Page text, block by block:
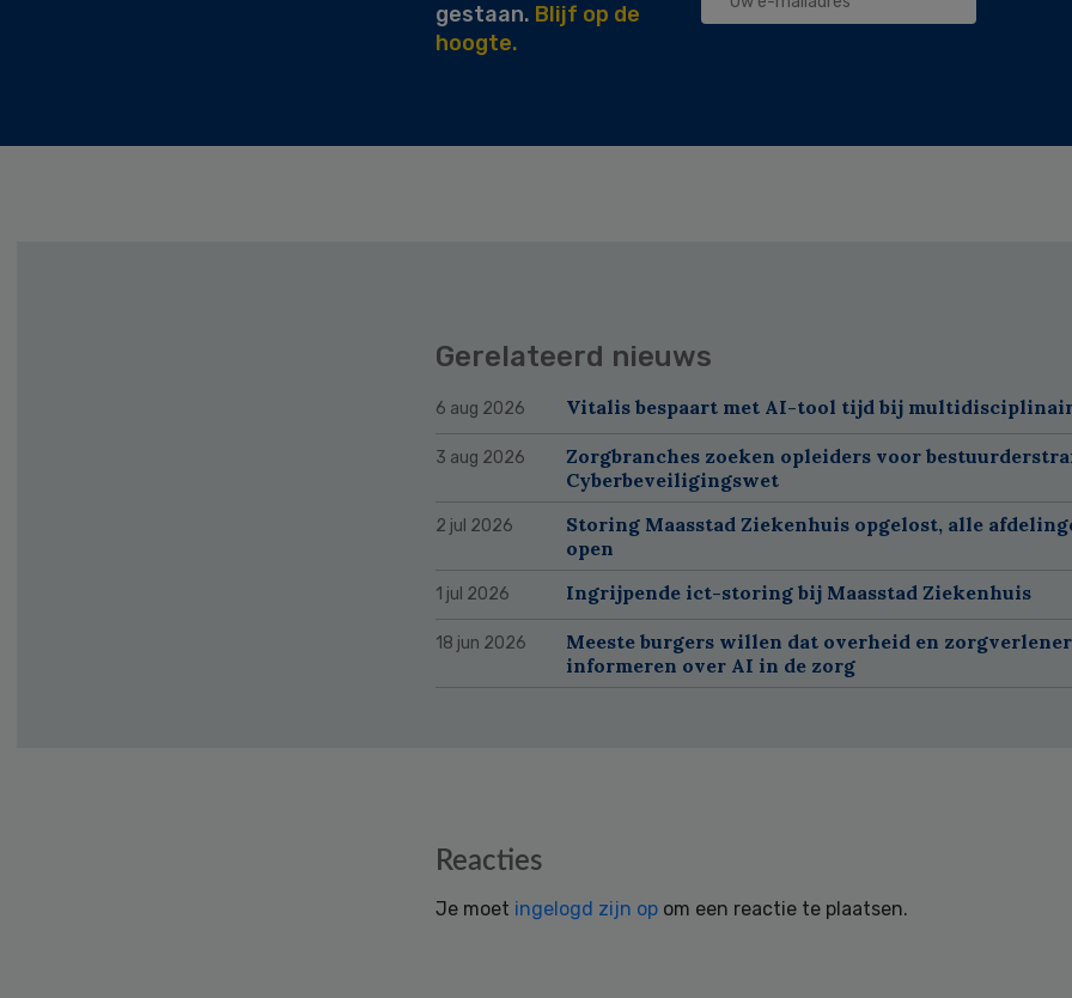
gestaan. Blijf op de
hoogte.
Gerelateerd nieuws
6 aug 2026 Vitalis bespaart met AI-tool tijd bij
3 aug 2026
Zorgbranches zoeken opleiders voor
Cyberbeveiligingswet
2 jul 2026
Storing Maasstad Ziekenhuis opgelost, alle
open
1 jul 2026 Ingrijpende ict-storing bij Maasstad Ziekenhuis
18 jun 2026
Meeste burgers willen dat overheid en
informeren over AI in de zorg
Reacties
Je moet ingelogd zijn op om een reactie te plaatsen.